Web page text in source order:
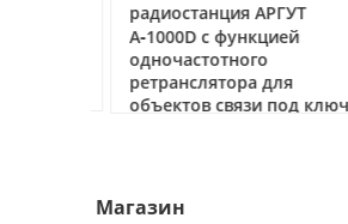
радиостанция АРГУТ
А‑1000D с функцией
одночастотного
ретранслятора для
объектов связи под ключ
Магазин